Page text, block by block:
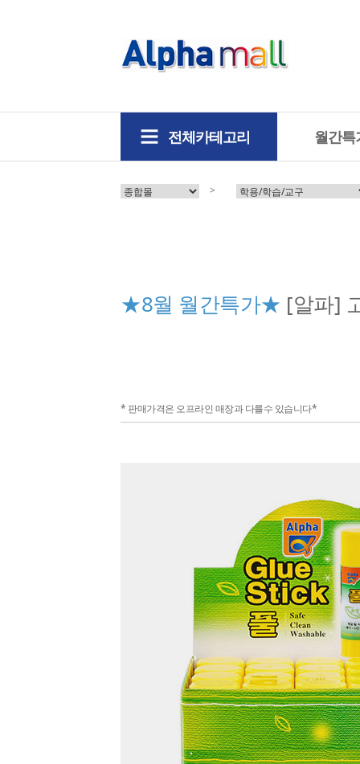
전체카테고리 월간특
>
★8월 월간특가★ [알파]
* 판매가격은 오프라인 매장과 다를수 있습니다*